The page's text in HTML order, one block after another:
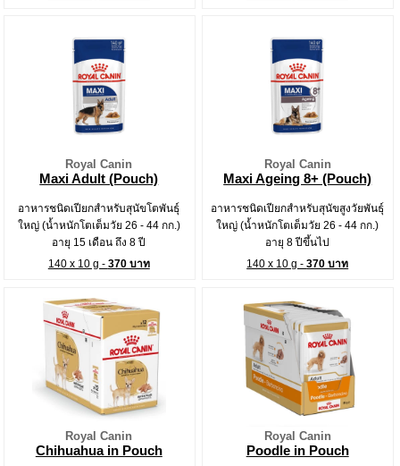
Royal Canin
Maxi Adult (Pouch)
อาหารชนิดเปียกสำหรับสุนัขโตพันธุ์
ใหญ่ (น้ำหนักโตเต็มวัย 26 - 44 กก.)
อายุ 15 เดือน ถึง 8 ปี
140 x 10 g - 370 บาท
Royal Canin
Maxi Ageing 8+ (Pouch)
อาหารชนิดเปียกสำหรับสุนัขสูงวัยพันธุ์
ใหญ่ (น้ำหนักโตเต็มวัย 26 - 44 กก.)
อายุ 8 ปีขึ้นไป
140 x 10 g -370 บาท
Royal Canin
Chihuahua in Pouch
Royal Canin
Poodle in Pouch